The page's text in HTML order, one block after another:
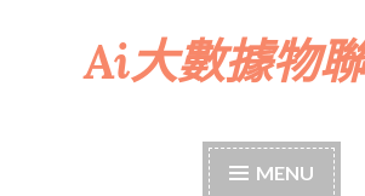
Ai大數據物
MENU